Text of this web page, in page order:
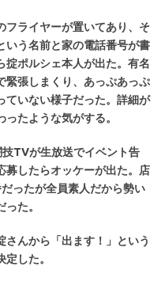
フライヤーが置いてあり、そ
いう名前と家の電話番号が書
掟ポルシェ本人が出た。有名
緊張しまくり、あっぷあっぷ
ていない様子だった。詳細が
たような気がする。
TVが生放送でイベント告
募したらオッケーが出た。店
ったが全員素人だから勢い
た。
さんから「出ます！」という
した。